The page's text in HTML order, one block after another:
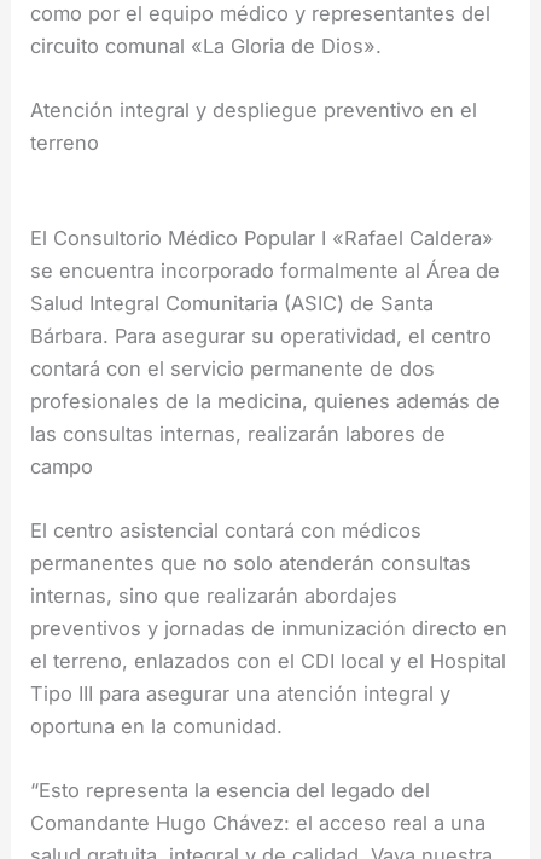
como por el equipo médico y representantes del
circuito comunal «La Gloria de Dios».
Atención integral y despliegue preventivo en el
terreno
El Consultorio Médico Popular I «Rafael Caldera»
se encuentra incorporado formalmente al Área de
Salud Integral Comunitaria (ASIC) de Santa
Bárbara. Para asegurar su operatividad, el centro
contará con el servicio permanente de dos
profesionales de la medicina, quienes además de
las consultas internas, realizarán labores de
campo
El centro asistencial contará con médicos
permanentes que no solo atenderán consultas
internas, sino que realizarán abordajes
preventivos y jornadas de inmunización directo en
el terreno, enlazados con el CDI local y el Hospital
Tipo III para asegurar una atención integral y
oportuna en la comunidad.
“Esto representa la esencia del legado del
Comandante Hugo Chávez: el acceso real a una